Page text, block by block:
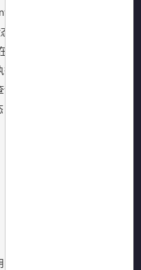
台加载数据
查询任务
的结果